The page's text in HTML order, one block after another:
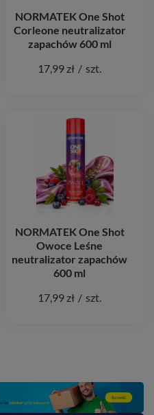
NORMATEK One Shot
Corleone neutralizator
zapachów 600 ml
17,99 zł / szt.
NORMATEK One Shot
Owoce Leśne
neutralizator zapachów
600 ml
17,99 zł / szt.